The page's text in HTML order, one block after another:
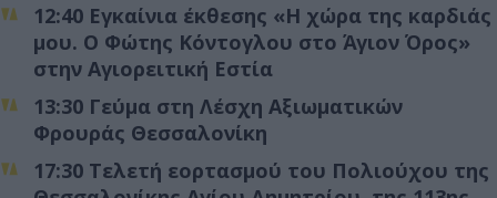
12:40 Εγκαίνια έκθεσης «Η χώρα της καρδιάς
μου. Ο Φώτης Κόντογλου στο Άγιον Όρος»
στην Αγιορειτική Εστία
13:30 Γεύμα στη Λέσχη Αξιωματικών
Φρουράς Θεσσαλονίκη
17:30 Τελετή εορτασμού του Πολιούχου της